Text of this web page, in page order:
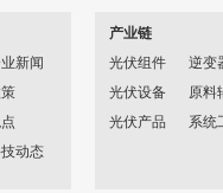
新闻
动态
产业链
光伏组件
逆变
光伏设备
原料
光伏产品
系统